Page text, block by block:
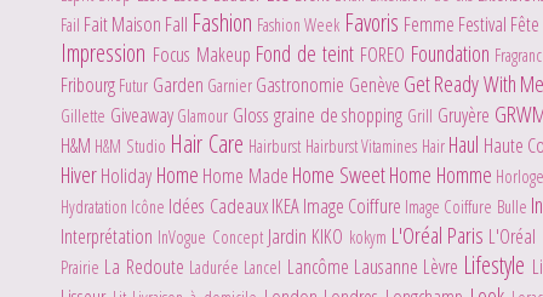
Fail Fait Maison Fall Fashion Fashion Week Favoris Femme Festival
Impression Focus Makeup Fond de teint FOREO Foundation
Fribourg Futur Garden Garnier Gastronomie Genève Get Ready With
Gillette Giveaway Glamour Gloss graine de shopping Grill Gruyère
H&M H&M Studio Hair Care Hairburst Hairburst Vitamines Hair Haul Haute
HiverHoliday Home Home Made Home Sweet Home Homme
Hydratation Icône Idées CadeauxIKEAImage Coiffure Image Coiffure Bulle
Interprétation InVogue Concept Jardin KIKO kokym L'Oréal Paris
Prairie La Redoute Ladurée Lancel Lancôme Lausanne Lèvre Lifestyle